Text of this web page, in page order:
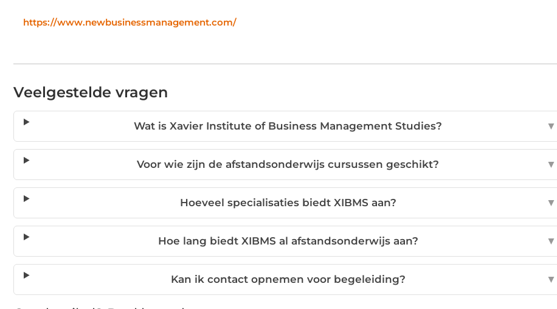
https://www.newbusinessmanagement.com/
Veelgestelde vragen
Wat is Xavier Institute of Business Management Studies? ▼
Voor wie zijn de afstandsonderwijs cursussen geschikt? ▼
Hoeveel specialisaties biedt XIBMS aan? ▼
Hoe lang biedt XIBMS al afstandsonderwijs aan? ▼
Kan ik contact opnemen voor begeleiding? ▼